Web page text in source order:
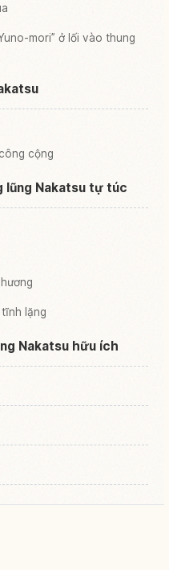
mori” ở lối vào thung
cộng
lũng Nakatsu tự túc
lặng
Nakatsu hữu ích